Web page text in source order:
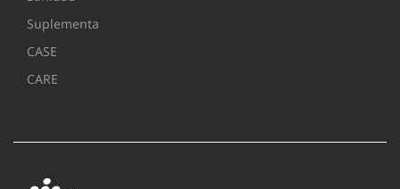
Suplementa
CASE
CARE